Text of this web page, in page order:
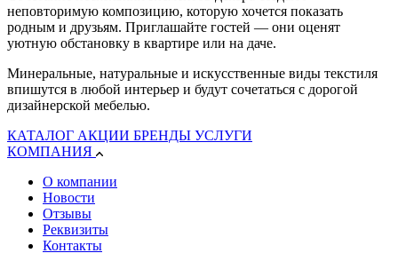
неповторимую композицию, которую хочется показать
родным и друзьям. Приглашайте гостей — они оценят
уютную обстановку в квартире или на даче.
Минеральные, натуральные и искусственные виды текстиля
впишутся в любой интерьер и будут сочетаться с дорогой
дизайнерской мебелью.
КАТАЛОГ АКЦИИ БРЕНДЫ УСЛУГИ
КОМПАНИЯ
О компании
Новости
Отзывы
Реквизиты
Контакты